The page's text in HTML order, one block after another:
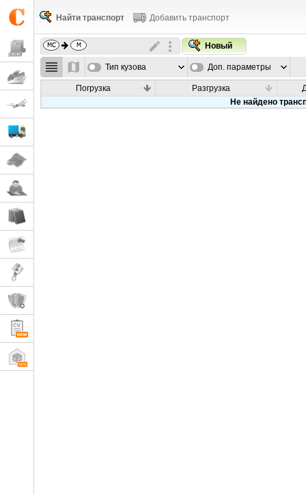
Найти транспорт Добавить транспорт
Новый
Тип кузова Доп. параметры
Погрузка Разгрузка
Не найдено